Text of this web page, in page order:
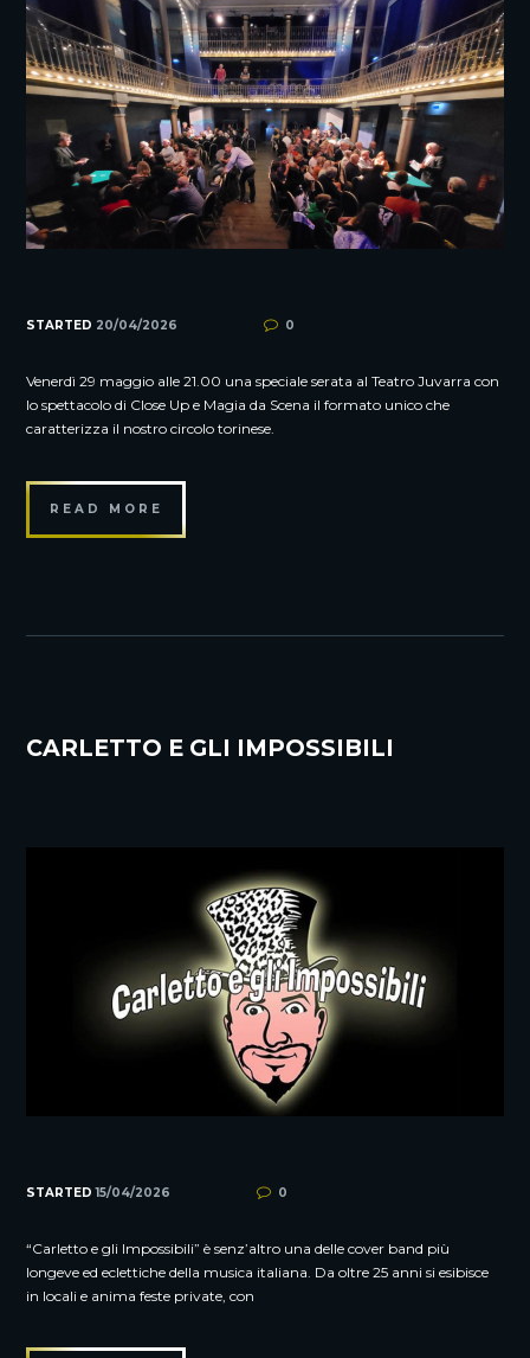
STARTED 20/04/2026 0
Venerdì 29 maggio alle 21.00 una speciale serata al Teatro Juvarra con
lo spettacolo di Close Up e Magia da Scena il formato unico che
caratterizza il nostro circolo torinese.
READ MORE
CARLETTO E GLI IMPOSSIBILI
STARTED15/04/2026 0
“Carletto e gli Impossibili” è senz’altro una delle cover band più
longeve ed eclettiche della musica italiana. Da oltre 25 anni si esibisce
in locali e anima feste private, con